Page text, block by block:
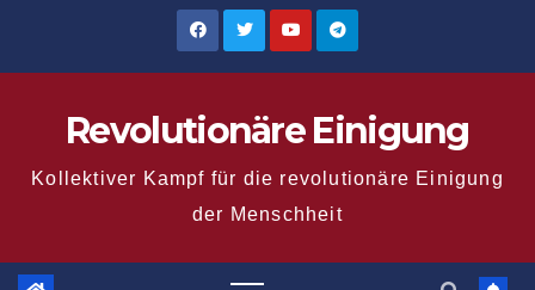
Revolutionäre Einigung
Kollektiver Kampf für die revolutionäre Einigung
der Menschheit